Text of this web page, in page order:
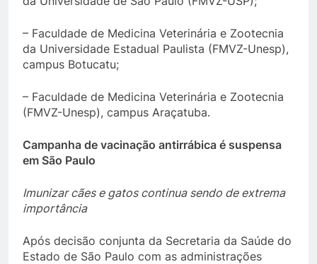
– Faculdade de Medicina Veterinária e Zootecnia
da Universidade Estadual Paulista (FMVZ-Unesp),
campus Botucatu;
– Faculdade de Medicina Veterinária e Zootecnia
(FMVZ-Unesp), campus Araçatuba.
Campanha de vacinação antirrábica é suspensa
em São Paulo
Imunizar cães e gatos continua sendo de extrema
importância
Após decisão conjunta da Secretaria da Saúde do
Estado de São Paulo com as administrações